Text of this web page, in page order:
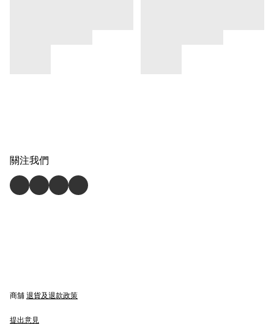
關注我們
商舖 退貨及退款政策
提出意見